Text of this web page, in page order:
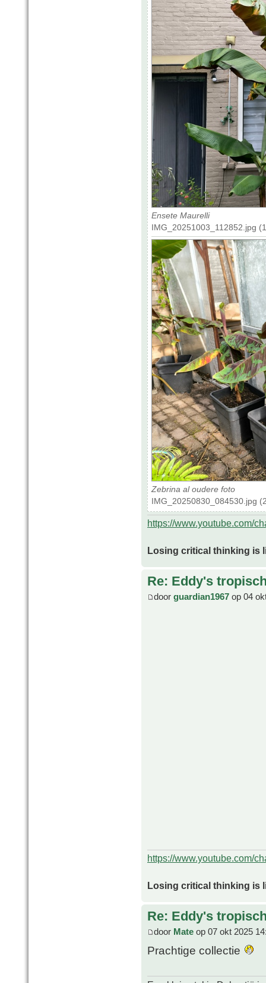
Ensete Maurelli
IMG_20251003_112852.jpg
Zebrina al oudere foto
IMG_20250830_084530.jpg
https://www.youtube.com/
Losing critical thinking is
Re: Eddy's
door guardian1967 op 04
https://www.youtube.com/
Losing critical thinking is
Re: Eddy's
door Mate op 07 okt 2025
Prachtige collectie